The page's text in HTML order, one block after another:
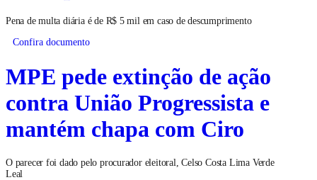
Pena de multa diária é de R$ 5 mil em caso de descumprimento
Confira documento
MPE pede extinção de ação
contra União Progressista e
mantém chapa com Ciro
O parecer foi dado pelo procurador eleitoral, Celso Costa Lima Verde
Leal